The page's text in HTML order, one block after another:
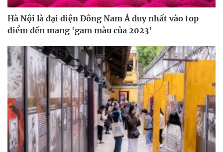
Hà Nội là đại diện Đông Nam Á duy nhất vào top
điểm đến mang 'gam màu của 2023'